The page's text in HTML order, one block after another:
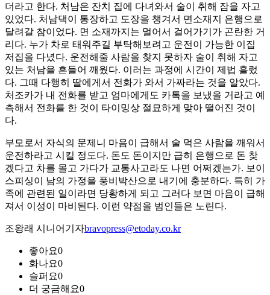
더라고 한다. 처남은 잔치 집에 다녀와서 술이 취해 잠을 자고
있었다. 처남댁이 통장하고 도장을 챙겨서 면소재지 은행으로
달려갈 참이었다. 면 소재까지는 멀어서 걸어가기가 곤란한 거
리다. 누가 차로 태워주길 부탁해보려고 운전이 가능한 이집
저집을 다녔다. 운전해줄 사람을 찾지 못하자 술이 취해 자고
있는 처남을 흔들어 깨웠다. 이러는 과정에 시간이 제법 흘렀
다. 그때 다행히 딸에게서 전화가 와서 가짜라는 것을 알았다.
처조카가 내 전화를 받고 엄마에게도 카톡을 보냈을 거라고 예
측해서 전화를 한 것이 타이밍상 절묘하게 맞아 떨어진 것이
다.
부모로서 자식의 문제니 마음이 급해서 술 먹은 사람을 깨워서
운전하라고 시킬 정도다. 돈도 돈이지만 급히 은행으로 돈 찾
겠다고 차를 몰고 가다가 교통사고라도 나면 어쩌겠는가. 보이
스피싱이 남의 가정을 풍비박산으로 내기에 충분하다. 특히 가
족에 관련된 일이라면 당황하게 되고 그러다 보면 마음이 급해
져서 이성이 마비된다. 이런 약점을 범인들은 노린다.
조왕래 시니어기자bravopress@etoday.co.kr
좋아요0
화나요0
슬퍼요0
더 궁금해요0